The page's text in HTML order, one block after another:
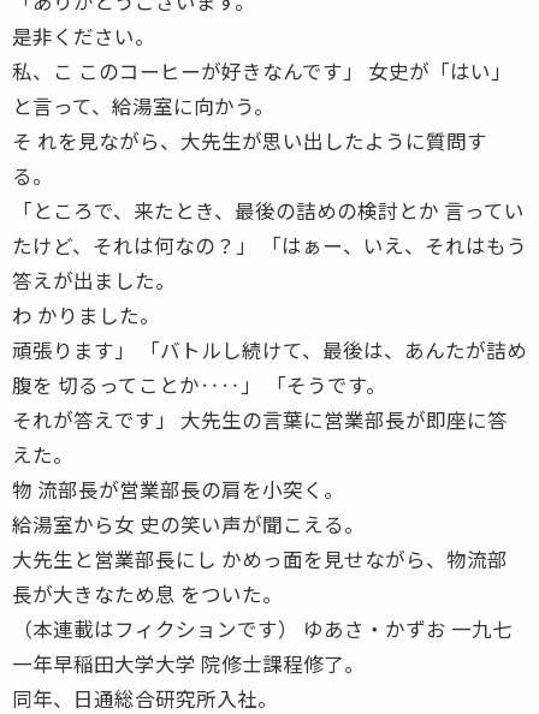
是非ください。
私、こ このコーヒーが好きなんです」 女史が「はい」
と言って、給湯室に向かう。
そ れを見ながら、大先生が思い出したように質問す
る。
「ところで、来たとき、最後の詰めの検討とか 言ってい
たけど、それは何なの？」 「はぁー、いえ、それはもう
答えが出ました。
わ かりました。
頑張ります」 「バトルし続けて、最後は、あんたが詰め
腹を 切るってことか‥‥」 「そうです。
それが答えです」 大先生の言葉に営業部長が即座に答
えた。
物 流部長が営業部長の肩を小突く。
給湯室から女 史の笑い声が聞こえる。
大先生と営業部長にし かめっ面を見せながら、物流部
長が大きなため息 をついた。
（本連載はフィクションです） ゆあさ・かずお 一九七
一年早稲田大学大学 院修士課程修了。
同年、日通総合研究所入社。